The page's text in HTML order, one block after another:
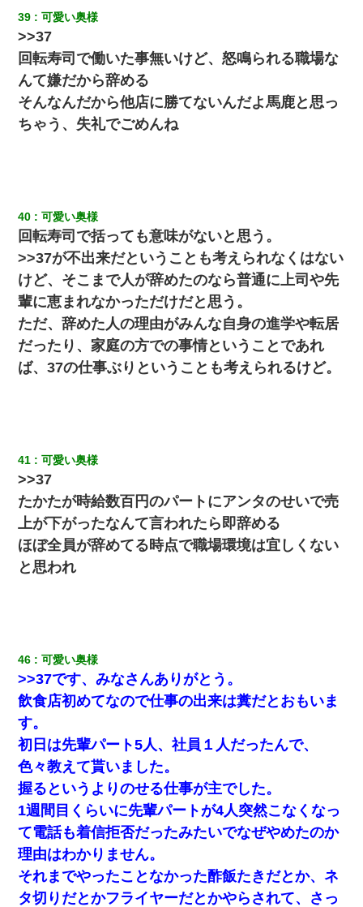
旦那の元嫁「離婚したとはいえ、私が本来の妻。許可なく結婚す
るなんてどういう神経してるの？離婚届を記入して持って来い」
→笑いが止まらなくなり・・・
【クズ】昔、兄がお見合いして「ブスすぎｗｗｗ」と断った女性
が、兄の同級生と結婚。それを知った兄は荒れ狂い、｢嫁さん、俺
のお古ですが気分はどう？」とメールを送った→
【まぬけ】夫「離婚だ！」私「わかった。で？」夫「慰謝料
だ！」私「いいけど弁護士通して。私も請求する」夫「」
妻「ずっと好きだった人と一緒になりたいから、わかれてくださ
い」→離婚後、娘と実家で生活してると…
【衝撃】女友達から行為中に告白されてOKした結果
ｗｗｗｗｗｗｗｗ
【画像】女の子「お母さん！！私ようやくファッションモデルに
選ばれたの！絶対見に来てね！」→悲しい結果がこれ・・・
高1のとき男に襲われ、不妊の叔母に頼まれて出産。→叔母夫婦が
養子縁組してアメリカに子供を連れ帰った。→9・11で叔母夫婦が
何年か前に妹は離婚している。当時生まれた姪が義弟の子じゃな
かったため妹有責での離婚になり…
友人とふたりで山口に旅行した時の事。レンタカーを借りて山の
中の道を走っていたら、突然ガガッ！って音がして…
新卒の女性社員に1年半ストーカーされていた。俺「マジで怖い」
上司「話をしてみる」→女性社員「実は10数年前に…」
【悲報】お風呂で父親と姉が完全に行為してるんだが...
ワイ144kg彼女98kgデブカップル、1年間毎日行為しまくった結
果
39 可愛い奥様
>>37
回転寿司で働いた事無いけど、怒鳴られる職場な
んて嫌だから辞める
そんなんだから他店に勝てないんだよ馬鹿と思っ
ちゃう、失礼でごめんね
40 可愛い奥様
回転寿司で括っても意味がないと思う。
>>37が不出来だということも考えられなくはない
けど、そこまで人が辞めたのなら普通に上司や先
輩に恵まれなかっただけだと思う。
ただ、辞めた人の理由がみんな自身の進学や転居
だったり、家庭の方での事情ということであれ
ば、37の仕事ぶりということも考えられるけど。
41 可愛い奥様
>>37
たかたが時給数百円のパートにアンタのせいで売
上が下がったなんて言われたら即辞める
ほぼ全員が辞めてる時点で職場環境は宜しくない
と思われ
46 可愛い奥様
>>37です、みなさんありがとう。
飲食店初めてなので仕事の出来は糞だとおもいま
す。
初日は先輩パート5人、社員１人だったんで、
色々教えて貰いました。
握るというよりのせる仕事が主でした。
1週間目くらいに先輩パートが4人突然こなくなっ
て電話も着信拒否だったみたいでなぜやめたのか
理由はわかりません。
それまでやったことなかった酢飯たきだとか、ネ
タ切りだとかフライヤーだとかやらされて、さっ